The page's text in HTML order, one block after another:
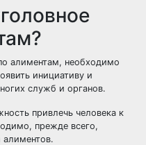
алиментам, необходимо
инициативу и
служб и органов.
привлечь человека к
прежде всего,
алиментов.